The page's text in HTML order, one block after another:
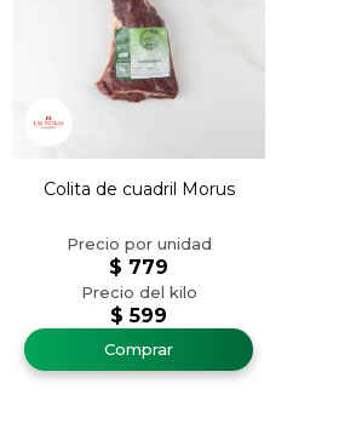
Colita de cuadril Morus
$ 599
$ 779